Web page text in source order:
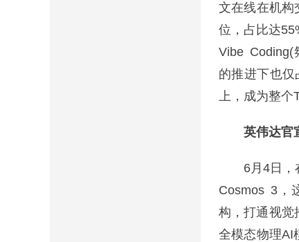
文在线在机构
位，占比达
Vibe Coding(
的推进下也
上，成为整个
英伟达官
6月4日，在
Cosmos 3，
构，打通视觉
全模态物理AI